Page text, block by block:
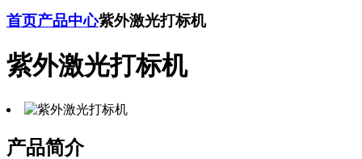
首页产品中心紫外激光打标机
紫外激光打标机
产品简介